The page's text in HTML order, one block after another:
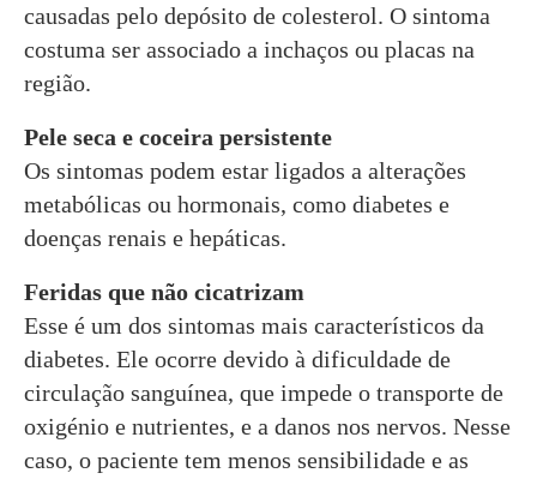
causadas pelo depósito de colesterol. O sintoma
costuma ser associado a inchaços ou placas na
região.
Pele seca e coceira persistente
Os sintomas podem estar ligados a alterações
metabólicas ou hormonais, como diabetes e
doenças renais e hepáticas.
Feridas que não cicatrizam
Esse é um dos sintomas mais característicos da
diabetes. Ele ocorre devido à dificuldade de
circulação sanguínea, que impede o transporte de
oxigénio e nutrientes, e a danos nos nervos. Nesse
caso, o paciente tem menos sensibilidade e as